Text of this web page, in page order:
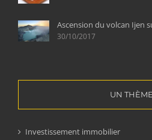
Ascension du volcan Ijen
30/10/2017
UN
Investissement immobilier